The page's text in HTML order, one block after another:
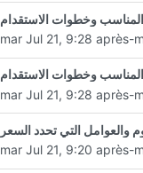
المناسب وخطوات الاستقدام
mar Jul 21, 9:28 après-
المناسب وخطوات الاستقدام
mar Jul 21, 9:28 après-
التي تحدد السعر
mar Jul 21, 9:20 après-